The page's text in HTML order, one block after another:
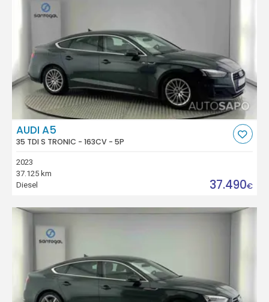
AUDI A5
35 TDI S TRONIC - 163CV - 5P
2023
37.125 km
Diesel
37.490€